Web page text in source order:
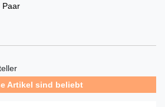
Paar
Artikel sind beliebt